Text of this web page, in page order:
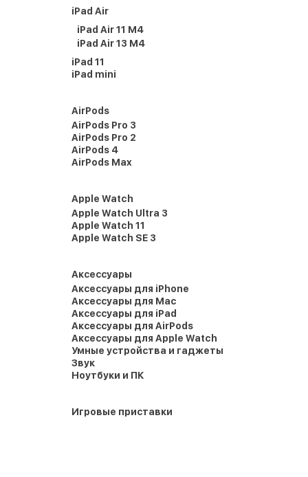
iPad Air
iPad Air 11 M4
iPad Air 13 M4
iPad 11
iPad mini
AirPods
AirPods Pro 3
AirPods Pro 2
AirPods 4
AirPods Max
Apple Watch
Apple Watch Ultra 3
Apple Watch 11
Apple Watch SE 3
Аксессуары
Аксессуары для iPhone
Аксессуары для Mac
Аксессуары для iPad
Аксессуары для AirPods
Аксессуары для Apple Watch
Умные устройства и гаджеты
Звук
Ноутбуки и ПК
Игровые приставки